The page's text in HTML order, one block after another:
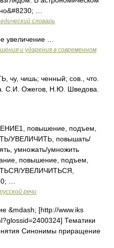
…
словарь
увеличение …
и ударения в современном
чу, чишь; ченный; сов., что.
С.И. Ожегов, Н.Ю. Шведова.
повышение, подъем,
УВЕЛИЧИТЬ, повышать/
умножать/умножить
повышение, подъем,
УВЕЛИЧИТЬСЯ,
…
речи
&mdash; [http://www.iks
Тематики
Синонимы приращение